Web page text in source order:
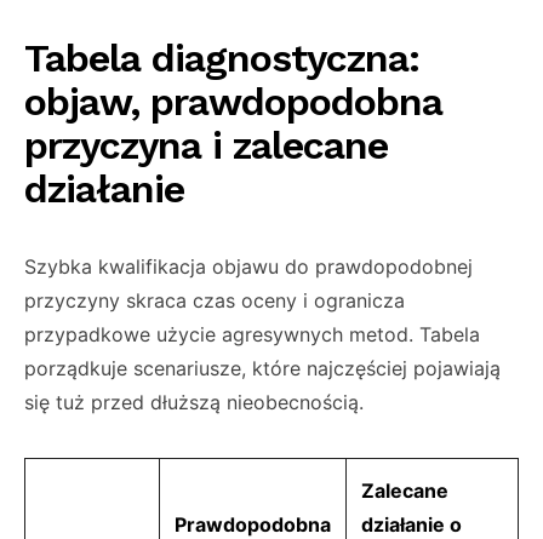
Tabela diagnostyczna:
objaw, prawdopodobna
przyczyna i zalecane
działanie
Szybka kwalifikacja objawu do prawdopodobnej
przyczyny skraca czas oceny i ogranicza
przypadkowe użycie agresywnych metod. Tabela
porządkuje scenariusze, które najczęściej pojawiają
się tuż przed dłuższą nieobecnością.
Prawdopodobna
Zalecane
działanie o